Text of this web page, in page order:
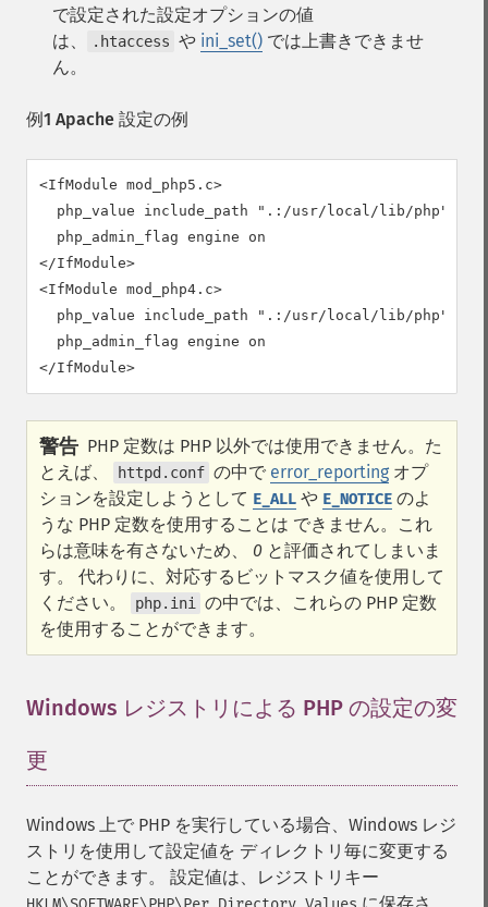
で設定された設定オプションの値
は、
.htaccess や ini_set() では上書きできませ
ん。
例1 Apache 設定の例
<IfModule mod_php5.c>
  php_value include_path ".:/usr/local/lib/php"
  php_admin_flag engine on
</IfModule>
<IfModule mod_php4.c>
  php_value include_path ".:/usr/local/lib/php"
  php_admin_flag engine on
</IfModule>
警告 PHP 定数は PHP 以外では使用できません。た
とえば、
httpd.conf の中で error_reporting オプ
ションを設定しようとして E_ALL や E_NOTICE のよ
うな PHP 定数を使用することは できません。これ
らは意味を有さないため、 0 と評価されてしまいま
す。 代わりに、対応するビットマスク値を使用して
ください。
php.ini
の中では、これらの PHP 定数
を使用することができます。
Windows レジストリによる PHP の設定の変
更
Windows 上で PHP を実行している場合、Windows レジ
ストリを使用して設定値を ディレクトリ毎に変更する
ことができます。 設定値は、レジストリキー